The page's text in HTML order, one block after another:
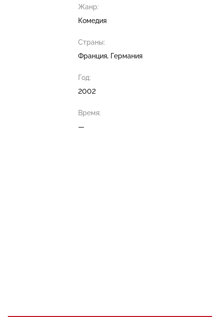
Жанр:
Комедия
Страны:
Франция, Германия
Год:
2002
Время:
—